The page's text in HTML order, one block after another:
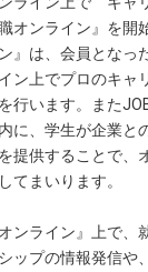
オンライン』を開
』は、会員となっ
ン上でプロのキャ
行います。また
に、学生が企業と
提供することで、
てまいります。
ンライン』上で、
ップの情報発信や